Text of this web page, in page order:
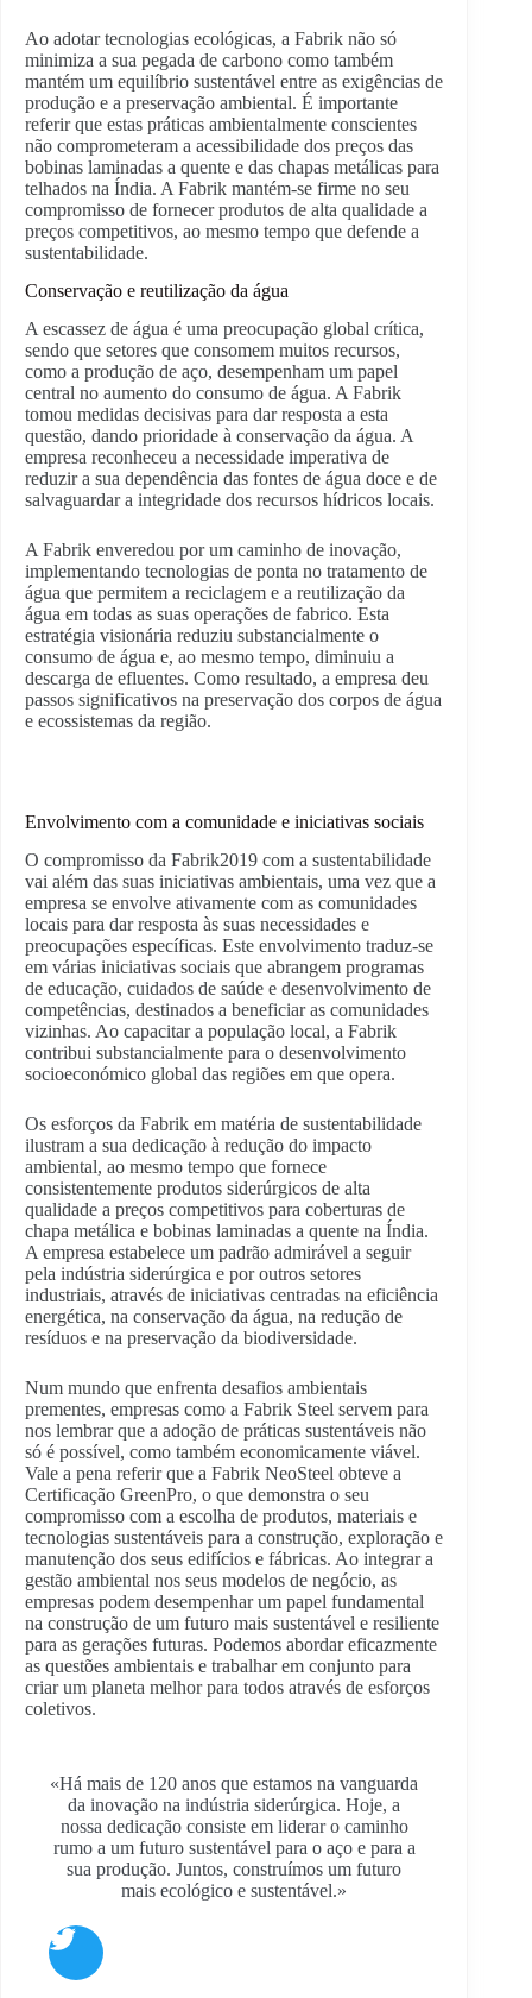
Ao adotar tecnologias ecológicas, a Fabrik não só
minimiza a sua pegada de carbono como também
mantém um equilíbrio sustentável entre as exigências de
produção e a preservação ambiental. É importante
referir que estas práticas ambientalmente conscientes
não comprometeram a acessibilidade dos preços das
bobinas laminadas a quente e das chapas metálicas para
telhados na Índia. A Fabrik mantém-se firme no seu
compromisso de fornecer produtos de alta qualidade a
preços competitivos, ao mesmo tempo que defende a
sustentabilidade.
Conservação e reutilização da água
A escassez de água é uma preocupação global crítica,
sendo que setores que consomem muitos recursos,
como a produção de aço, desempenham um papel
central no aumento do consumo de água. A Fabrik
tomou medidas decisivas para dar resposta a esta
questão, dando prioridade à conservação da água. A
empresa reconheceu a necessidade imperativa de
reduzir a sua dependência das fontes de água doce e de
salvaguardar a integridade dos recursos hídricos locais.
A Fabrik enveredou por um caminho de inovação,
implementando tecnologias de ponta no tratamento de
água que permitem a reciclagem e a reutilização da
água em todas as suas operações de fabrico. Esta
estratégia visionária reduziu substancialmente o
consumo de água e, ao mesmo tempo, diminuiu a
descarga de efluentes. Como resultado, a empresa deu
passos significativos na preservação dos corpos de água
e ecossistemas da região.
Envolvimento com a comunidade e iniciativas sociais
O compromisso da Fabrik2019 com a sustentabilidade
vai além das suas iniciativas ambientais, uma vez que a
empresa se envolve ativamente com as comunidades
locais para dar resposta às suas necessidades e
preocupações específicas. Este envolvimento traduz-se
em várias iniciativas sociais que abrangem programas
de educação, cuidados de saúde e desenvolvimento de
competências, destinados a beneficiar as comunidades
vizinhas. Ao capacitar a população local, a Fabrik
contribui substancialmente para o desenvolvimento
socioeconómico global das regiões em que opera.
Os esforços da Fabrik em matéria de sustentabilidade
ilustram a sua dedicação à redução do impacto
ambiental, ao mesmo tempo que fornece
consistentemente produtos siderúrgicos de alta
qualidade a preços competitivos para coberturas de
chapa metálica e bobinas laminadas a quente na Índia.
A empresa estabelece um padrão admirável a seguir
pela indústria siderúrgica e por outros setores
industriais, através de iniciativas centradas na eficiência
energética, na conservação da água, na redução de
resíduos e na preservação da biodiversidade.
Num mundo que enfrenta desafios ambientais
prementes, empresas como a Fabrik Steel servem para
nos lembrar que a adoção de práticas sustentáveis não
só é possível, como também economicamente viável.
Vale a pena referir que a Fabrik NeoSteel obteve a
Certificação GreenPro, o que demonstra o seu
compromisso com a escolha de produtos, materiais e
tecnologias sustentáveis para a construção, exploração e
manutenção dos seus edifícios e fábricas. Ao integrar a
gestão ambiental nos seus modelos de negócio, as
empresas podem desempenhar um papel fundamental
na construção de um futuro mais sustentável e resiliente
para as gerações futuras. Podemos abordar eficazmente
as questões ambientais e trabalhar em conjunto para
criar um planeta melhor para todos através de esforços
coletivos.
«Há mais de 120 anos que estamos na vanguarda
da inovação na indústria siderúrgica. Hoje, a
nossa dedicação consiste em liderar o caminho
rumo a um futuro sustentável para o aço e para a
sua produção. Juntos, construímos um futuro
mais ecológico e sustentável.»